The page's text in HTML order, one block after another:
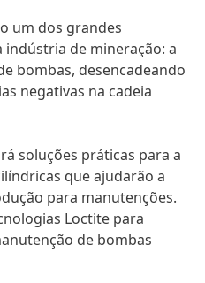
um dos grandes
de mineração: a
bombas, desencadeando
negativas na cadeia
soluções práticas para a
que ajudarão a
para manutenções.
Loctite para
de bombas